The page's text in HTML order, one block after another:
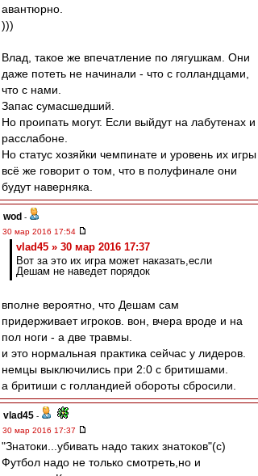
авантюрно.
)))
Влад, такое же впечатление по лягушкам. Они
даже потеть не начинали - что с голландцами,
что с нами.
Запас сумасшедший.
Но проипать могут. Если выйдут на лабутенах и
расслабоне.
Но статус хозяйки чемпинате и уровень их игры
всё же говорит о том, что в полуфинале они
будут наверняка.
wod -
30 мар 2016 17:54
vlad45 » 30 мар 2016 17:37
Вот за это их игра может наказать,если
Дешам не наведет порядок
вполне вероятно, что Дешам сам
придерживает игроков. вон, вчера вроде и на
пол ноги - а две травмы.
и это нормальная практика сейчас у лидеров.
немцы выключились при 2:0 с бритишами.
а бритиши с голландией обороты сбросили.
vlad45 -
30 мар 2016 17:37
"Знатоки...убивать надо таких знатоков"(с)
Футбол надо не только смотреть,но и